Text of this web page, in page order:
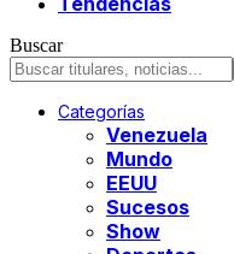
Buscar
Categorías
Venezuela
Mundo
EEUU
Sucesos
Show